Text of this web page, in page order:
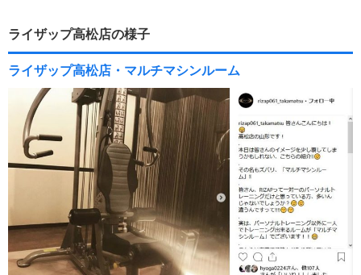
ライザップ高松店の様子
ライザップ高松店・マルチマシンルーム